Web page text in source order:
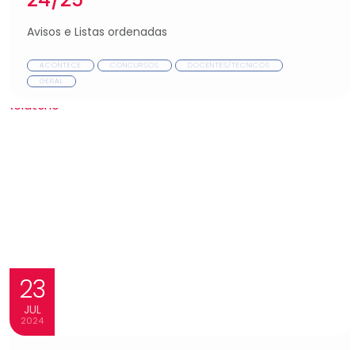
Avisos e Listas ordenadas
ACONTECE CONCURSOS
DOCENTES/TECNICOS
GERAL
23
JUL
2024